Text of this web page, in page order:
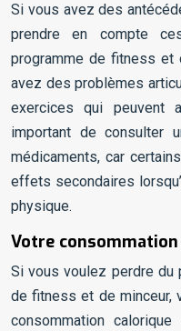
Si vous avez des
prendre en compte
programme de fitness et
avez des problèmes
exercices qui peuvent
important de consulter
médicaments, car
effets secondaires
physique.
Votre
Si vous voulez perdre
de fitness et de minceur,
consommation